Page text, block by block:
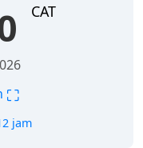
CAT
⛶
jam